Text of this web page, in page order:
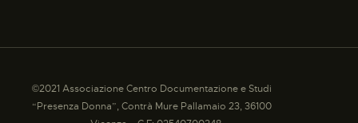
©2021 Associazione Centro Documentazione e Studi
“Presenza Donna”, Contrà Mure Pallamaio 23, 36100